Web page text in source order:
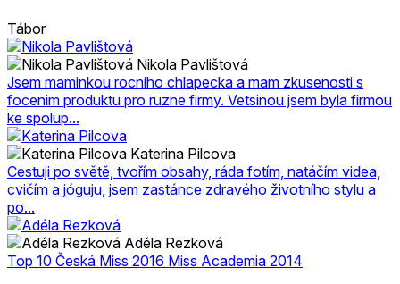
Tábor
Nikola Pavlištová
Jsem maminkou rocniho chlapecka a mam zkusenosti s
focenim produktu pro ruzne firmy. Vetsinou jsem byla firmou
ke spolup...
Katerina Pilcova
Cestuji po světě, tvořím obsahy, ráda fotím, natáčím videa,
cvičím a jóguju, jsem zastánce zdravého životního stylu a
po...
Adéla Rezková
Top 10 Česká Miss 2016 Miss Academia 2014